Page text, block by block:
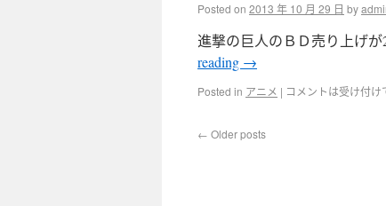
Posted on 2013 年 10 月 29 日 by
進撃の巨人のＢＤ売り上げ
reading →
Posted in アニメ | コメントは受け付け
← Older posts